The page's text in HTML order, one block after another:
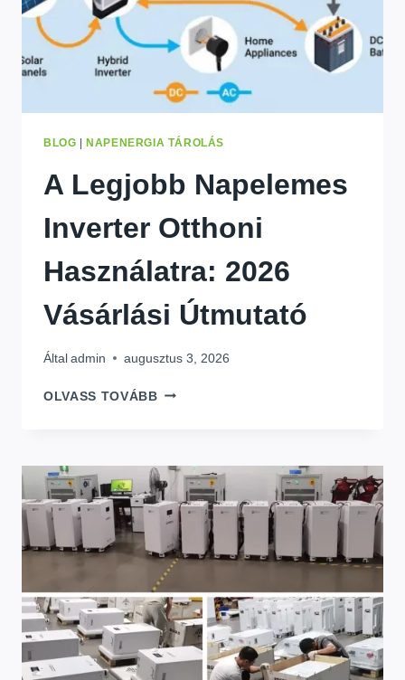
BLOG NAPENERGIA TÁROLÁS
A Legjobb Napelemes
Inverter Otthoni
Használatra: 2026
Vásárlási Útmutató
Által admin augusztus 3, 2026
OLVASS TOVÁBB A
OTTHONI
HASZNÁLATRA:
2026
VÁSÁRLÁSI
ÚTMUTATÓ